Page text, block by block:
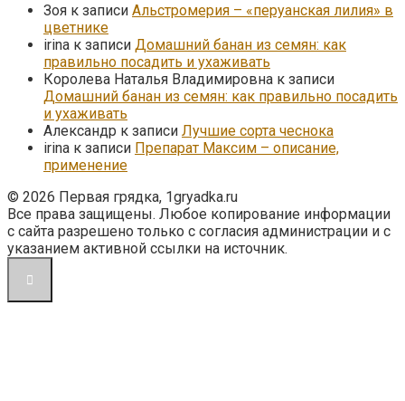
Зоя к записи Альстромерия – «перуанская лилия» в
цветнике
irina к записи Домашний банан из семян: как
правильно посадить и ухаживать
Королева Наталья Владимировна к записи
Домашний банан из семян: как правильно посадить
и ухаживать
Александр к записи Лучшие сорта чеснока
irina к записи Препарат Максим – описание,
применение
© 2026 Первая грядка, 1gryadka.ru
Все права защищены. Любое копирование информации
с сайта разрешено только с согласия администрации и с
указанием активной ссылки на источник.